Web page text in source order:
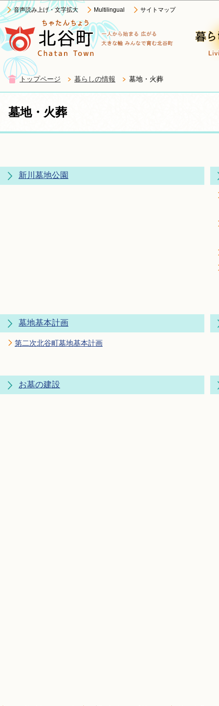
音声読み上げ・文字拡大 Multilingual サイトマップ
トップページ 暮らしの情報 墓地・火葬
墓地・火葬
新川墓地公園
墓地基本計画
第二次北谷町墓地基本計画
お墓の建設